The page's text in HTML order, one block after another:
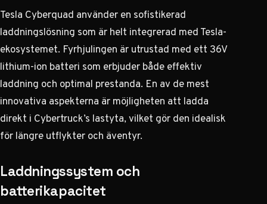
Tesla Cyberquad använder en sofistikerad
laddningslösning som är helt integrerad med Tesla-
ekosystemet. Fyrhjulingen är utrustad med ett 36V
lithium-ion batteri som erbjuder både effektiv
laddning och optimal prestanda. En av de mest
innovativa aspekterna är möjligheten att ladda
direkt i Cybertruck’s lastyta, vilket gör den idealisk
för längre utflykter och äventyr.
Laddningssystem och
batterikapacitet